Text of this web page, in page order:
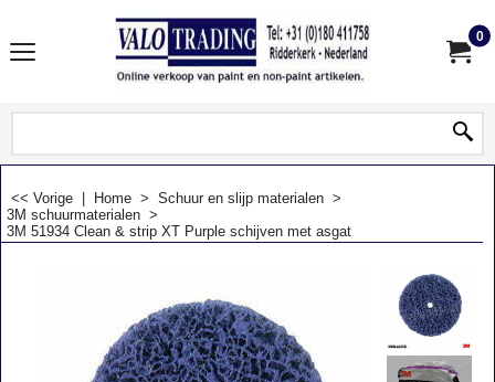
0
<< Vorige Home > Schuur en slijp materialen >
3M schuurmaterialen >
3M 51934 Clean & strip XT Purple schijven met asgat